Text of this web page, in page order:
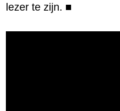
lezer te zijn. ■